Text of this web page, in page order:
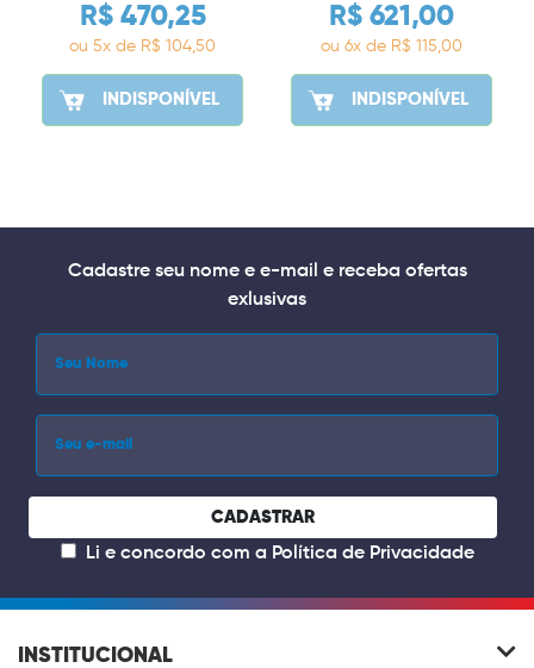
R$ 470,25
ou 5x de R$ 104,50
INDISPONÍVEL
R$ 621,00
ou 6x de R$ 115,00
INDISPONÍVEL
Cadastre seu nome e e-mail e receba ofertas
exlusivas
CADASTRAR
Li e concordo com a Política de Privacidade
INSTITUCIONAL